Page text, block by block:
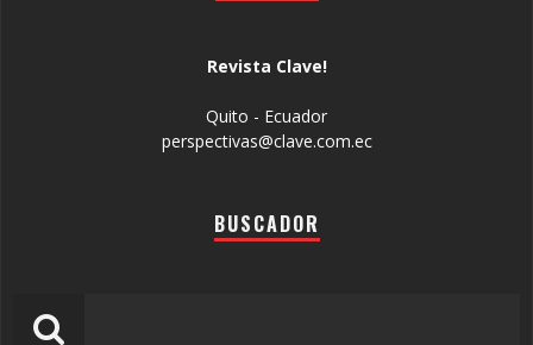
Revista Clave!
Quito - Ecuador
perspectivas@clave.com.ec
BUSCADOR